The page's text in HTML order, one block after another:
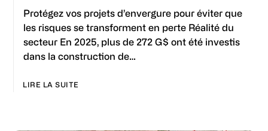
Protégez vos projets d’envergure pour éviter que
les risques se transforment en perte Réalité du
secteur En 2025, plus de 272 G$ ont été investis
dans la construction de…
LIRE LA SUITE